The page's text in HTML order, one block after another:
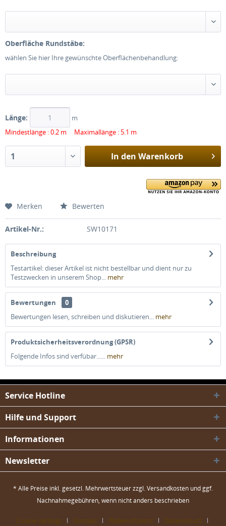
Oberfläche Rundstäbe:
wählen Sie hier Ihre gewünschte Oberflächenbehandlung:
Länge:
m
Mindestlänge : 0.2 m Maximallänge : 5.1 m
In den Warenkorb
Merken Bewerten
Artikel-Nr.: SW10171
Beschreibung
Testartikel: dieser Artikel ist nicht bestellbar und dient nur zu
Testzwecken in unserem Shop... mehr
Bewertungen
0
Bewertungen lesen, schreiben und diskutieren... mehr
Produktsicherheitsverordnung (GPSR)
Folgende Infos sind verfübar...... mehr
Service Hotline
Hilfe und Support
Informationen
Newsletter
* Alle Preise inkl. gesetzl. Mehrwertsteuer zzgl.Versandkosten und ggf.
Nachnahmegebühren, wenn nicht anders beschrieben
Cookie settings Kontakt Widerrufsrecht Datenschutz